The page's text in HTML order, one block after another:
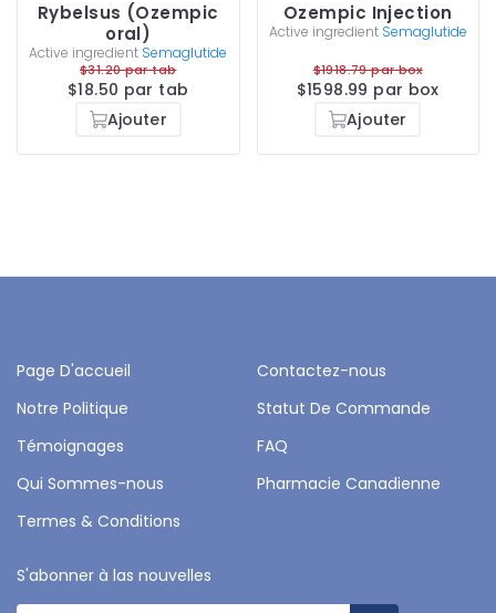
Rybelsus (Ozempic
oral)
Active ingredient Semaglutide
$31.20 par tab
$18.50 par tab
Ajouter
Ozempic Injection
Active ingredient Semaglutide
$1918.79 par box
$1598.99 par box
Ajouter
Page D'accueil
Contactez-nous
Notre Politique
Statut De Commande
Témoignages
FAQ
Qui Sommes-nous
Pharmacie Canadienne
Termes & Conditions
S'abonner à las nouvelles